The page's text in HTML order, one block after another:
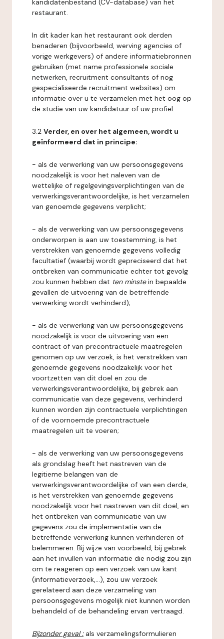
kandidatenbestand (CV-database) van het
restaurant.
In dit kader kan het restaurant ook derden
benaderen (bijvoorbeeld, werving agencies of
vorige werkgevers) of andere informatiebronnen
gebruiken (met name professionele sociale
netwerken, recruitment consultants of nog
gespecialiseerde recruitment websites) om
informatie over u te verzamelen met het oog op
de studie van uw kandidatuur of uw profiel.
3.2 Verder, en over het algemeen, wordt u
geïnformeerd dat in principe:
- als de verwerking van uw persoonsgegevens
noodzakelijk is voor het naleven van de
wettelijke of regelgevingsverplichtingen van de
verwerkingsverantwoordelijke, is het verzamelen
van genoemde gegevens verplicht;
- als de verwerking van uw persoonsgegevens
onderworpen is aan uw toestemming, is het
verstrekken van genoemde gegevens volledig
facultatief (waarbij wordt gepreciseerd dat het
ontbreken van communicatie echter tot gevolg
zou kunnen hebben dat ten minstein bepaalde
gevallen de uitvoering van de betreffende
verwerking wordt verhinderd);
- als de verwerking van uw persoonsgegevens
noodzakelijk is voor de uitvoering van een
contract of van precontractuele maatregelen
genomen op uw verzoek, is het verstrekken van
genoemde gegevens noodzakelijk voor het
voortzetten van dit doel en zou de
verwerkingsverantwoordelijke, bij gebrek aan
communicatie van deze gegevens, verhinderd
kunnen worden zijn contractuele verplichtingen
of de voornoemde precontractuele
maatregelen uit te voeren;
- als de verwerking van uw persoonsgegevens
als grondslag heeft het nastreven van de
legitieme belangen van de
verwerkingsverantwoordelijke of van een derde,
is het verstrekken van genoemde gegevens
noodzakelijk voor het nastreven van dit doel, en
het ontbreken van communicatie van uw
gegevens zou de implementatie van de
betreffende verwerking kunnen verhinderen of
belemmeren. Bij wijze van voorbeeld, bij gebrek
aan het invullen van informatie die nodig zou zijn
om te reageren op een verzoek van uw kant
(informatieverzoek,...), zou uw verzoek
gerelateerd aan deze verzameling van
persoonsgegevens mogelijk niet kunnen worden
behandeld of de behandeling ervan vertraagd.
Bijzonder geval : als verzamelingsformulieren